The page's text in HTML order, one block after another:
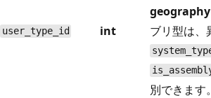
user_type_id int
geography
ブリ型は、
別できます